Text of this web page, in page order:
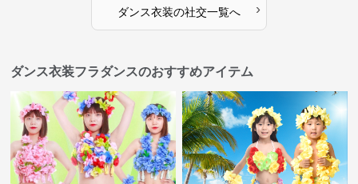
ダンス衣装の社交一覧へ ›
ダンス衣装フラダンスのおすすめアイテム